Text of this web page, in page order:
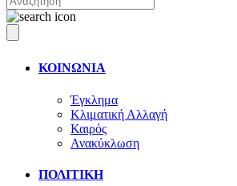
ΚΟΙΝΩΝΙΑ
Έγκλημα
Κλιματική Αλλαγή
Καιρός
Ανακύκλωση
ΠΟΛΙΤΙΚΗ